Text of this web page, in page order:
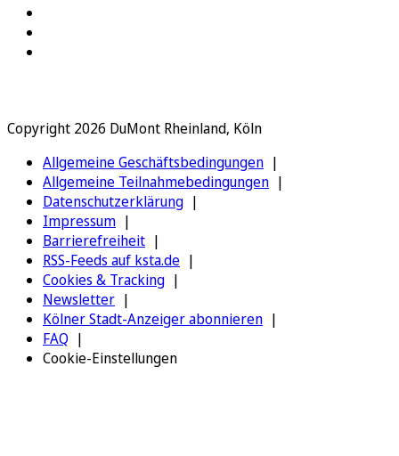
Copyright 2026 DuMont Rheinland, Köln
Allgemeine Geschäftsbedingungen
Allgemeine Teilnahmebedingungen
Datenschutzerklärung
Impressum
Barrierefreiheit
RSS-Feeds auf ksta.de
Cookies & Tracking
Newsletter
Kölner Stadt-Anzeiger abonnieren
FAQ
Cookie-Einstellungen